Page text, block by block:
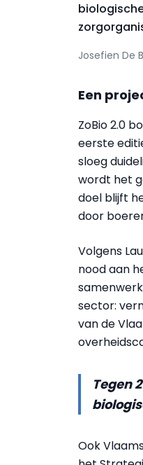
Josefien De
Een
ZoBio 2.0
eerste
sloeg
wordt het
doel blijft
door
Volgens
nood aan
sector:
van de
Tegen
Ook